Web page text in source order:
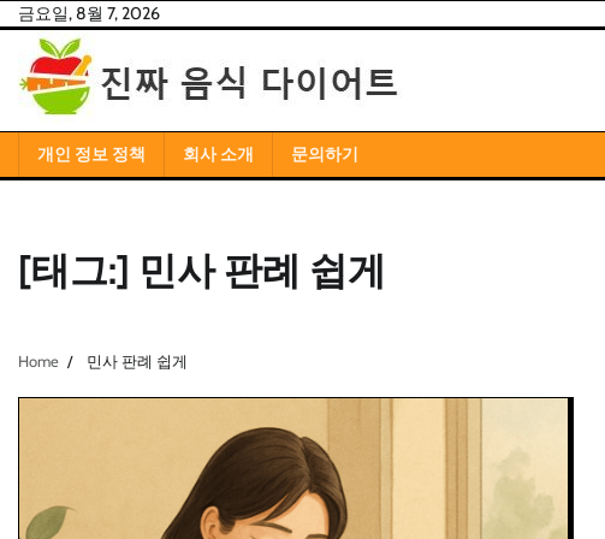
Skip
content
금요일, 8월 7, 2026
개인 정보 정책 회사 소개 문의하기
[태그:] 민사 판례 쉽게
Home 민사 판례 쉽게